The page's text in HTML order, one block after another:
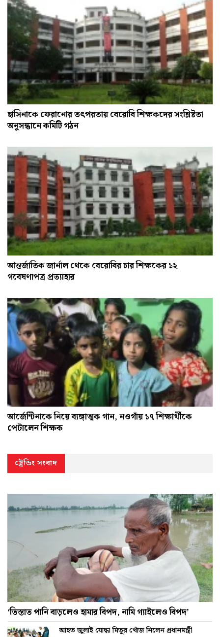
হাসিনাকে ফেরানোর তৎপরতায় বেরোবি শিক্ষকদের সংশ্লিষ্টতা
অনুসন্ধানে কমিটি গঠন
আন্তর্জাতিক জার্নাল থেকে বেরোবির চার শিক্ষকের ১২
গবেষণাপত্র প্রত্যাহার
আর্জেন্টিনাকে নিয়ে ব্যঙ্গাত্মক গান, নওগাঁয় ১৭ শিক্ষার্থীকে
পেটালেন শিক্ষক
ট্রেন্ডিং সংবাদ
‘তিস্তাত পানি বাড়লেও হামার বিপদ, নামি গ্যাইলেও বিপদ’
আহত জুলাই যোদ্ধা মিতুর খোঁজ নিলেন প্রধানমন্ত্রী